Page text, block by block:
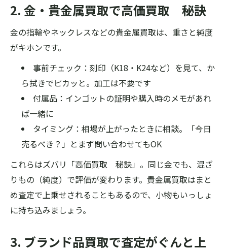
2. 金・貴金属買取で高価買取 秘訣
金の指輪やネックレスなどの貴金属買取は、重さと純度
がキホンです。
事前チェック：刻印（K18・K24など）を見て、か
ら拭きでピカッと。加工は不要です
付属品：インゴットの証明や購入時のメモがあれ
ば一緒に
タイミング：相場が上がったときに相談。「今日
売るべき？」とまず問い合わせてもOK
これらはズバリ「高価買取 秘訣」。同じ金でも、混ざ
りもの（純度）で評価が変わります。貴金属買取はまと
め査定で上乗せされることもあるので、小物もいっしょ
に持ち込みましょう。
3. ブランド品買取で査定がぐんと上